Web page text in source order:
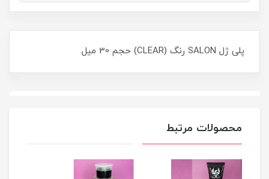
پلی ژل SALON رنگ (CLEAR) حجم 30 ميل
محصولات مرتبط